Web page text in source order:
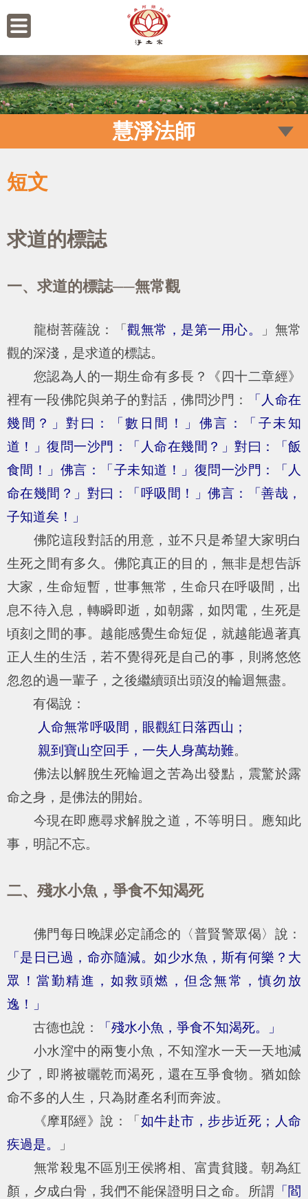
慧淨法師
短文
求道的標誌
一、求道的標誌──無常觀
龍樹菩薩說：「觀無常，是第一用心。
」無常
觀的深淺，是求道的標誌。
您認為人的一期生命有多長？《四十二章經》
裡有一段佛陀與弟子的對話，佛問沙門：
「人命在
幾間？」對曰：「數日間！」佛言：「子未知
道！」復問一沙門：「人命在幾間？」對曰：「飯
食間！」佛言：「子未知道！」復問一沙門：「人
命在幾間？」對曰：「呼吸間！」佛言：「善哉，
子知道矣！」
佛陀這段對話的用意，並不只是希望大家明白
生死之間有多久。佛陀真正的目的，無非是想告訴
大家，生命短暫，世事無常，生命只在呼吸間，出
息不待入息，轉瞬即逝，如朝露，如閃電，生死是
頃刻之間的事。越能感覺生命短促，就越能過著真
正人生的生活，若不覺得死是自己的事，則將悠悠
忽忽的過一輩子，之後繼續頭出頭沒的輪迴無盡。
有偈說：
人命無常呼吸間，眼觀紅日落西山；
親到寶山空回手，一失人身萬劫難。
佛法以解脫生死輪迴之苦為出發點，震驚於露
命之身，是佛法的開始。
今現在即應尋求解脫之道，不等明日。應知此
事，明記不忘。
二、殘水小魚，爭食不知渴死
佛門每日晚課必定誦念的〈普賢警眾偈〉說：
「是日已過，命亦隨減。如少水魚，斯有何樂？大
眾！當勤精進，如救頭燃，但念無常，慎勿放
逸！」
古德也說：
「殘水小魚，爭食不知渴死。」
小水漥中的兩隻小魚，不知漥水一天一天地減
少了，即將被曬乾而渴死，還在互爭食物。猶如餘
命不多的人生，只為財產名利而奔波。
《摩耶經》說：「 如牛赴市，步步近死；人命
疾過是。
」
無常殺鬼不區別王侯將相、富貴貧賤。朝為紅
顏，夕成白骨，我們不能保證明日之命。所謂 「閻